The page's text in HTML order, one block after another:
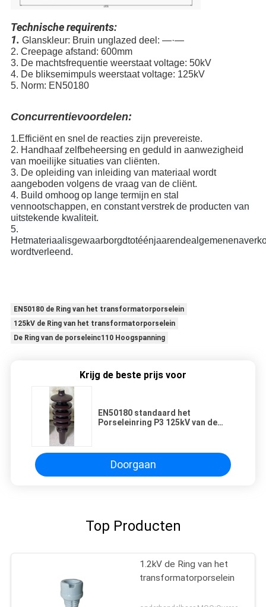
Technische requirents:
1. Glanskleur: Bruin unglazed deel: —·—
2. Creepage afstand: 600mm
3. De machtsfrequentie weerstaat voltage: 50kV
4. De bliksemimpuls weerstaat voltage: 125kV
5. Norm: EN50180
Concurrentievoordelen:
1.Efficiënt en snel de reacties zijn prevereiste.
2. Handhaaf zelfbeheersing en geduld in aanwezigheid
van moeilijke situaties van cliënten.
3. De opleiding van inleiding van materiaal wordt
aangeboden volgens de vraag van de cliënt.
4. Build omhoog op lange termijn en stal
vennootschappen, en constantverstrekde producten van
uitstekende kwaliteit.
5.
wordtverleend.
EN50180 de Ring van het transformatorporselein
125kV de Ring van het transformatorporselein
De Ring van de porseleinc110 Hoogspanning
Krijg de beste prijs voor
EN50180 standaard het
Porseleinring P3 125kV van de
Doorgaan
Top Producten
1.2kV de Ring van het
transformatorporselein